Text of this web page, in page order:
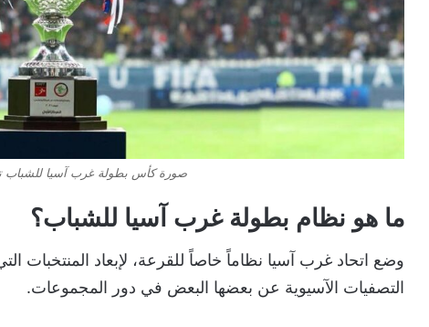
صورة كأس بطولة غرب آسيا للشباب تحت
ما هو نظام بطولة غرب آسيا للشباب؟
وضع اتحاد غرب آسيا نظاماً خاصاً للقرعة، لإبعاد
التصفيات الآسيوية عن بعضها البعض في دور المجموعات.